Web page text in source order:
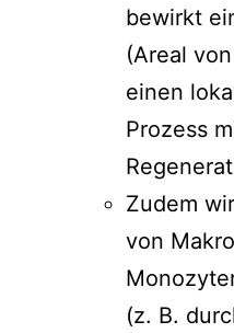
bewirkt
(Areal
einen
Prozess
Zudem
von
(z. B.